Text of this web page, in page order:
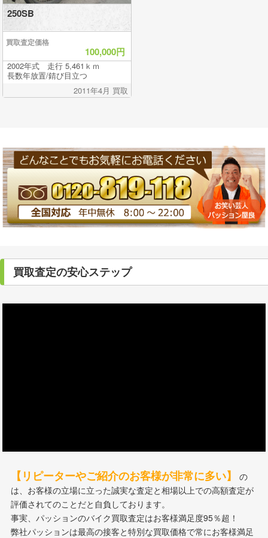
250SB
買取査定価格
100,000円
2002年式 走行 5,461ｋｍ
長数年放置/錆び目立つ
2011年4月 買取
買取査定の安心ステップ
【リピーターやご紹介のお客様が非常に多い】
は、お客様の立場に立った誠実な査定と相場以上での高額査定が
評価されてのことだと自負しております。
事実、パッションのバイク買取査定はお客様満足度95％超！
弊社パッションは最高の接客と特別な買取価格で常にお客様満足